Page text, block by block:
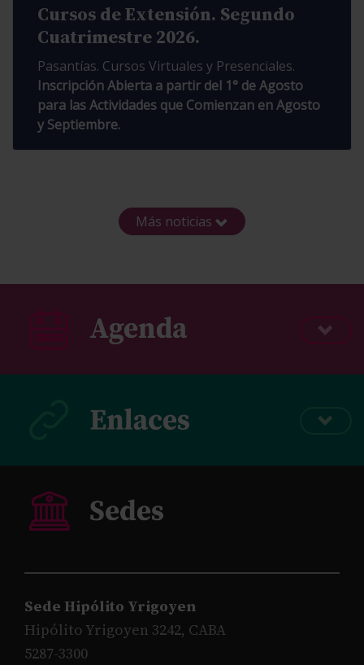
Cursos de Extensión. Segundo
Cuatrimestre 2026.
Pasantías. Cursos Virtuales y Presenciales.
Inscripción Abierta a partir del 1° de Agosto
para las Actividades que Comienzan en Agosto
y Septiembre.
Más noticias
Sede Hipólito Yrigoyen
Hipólito Yrigoyen 3242, CABA
5287-3300